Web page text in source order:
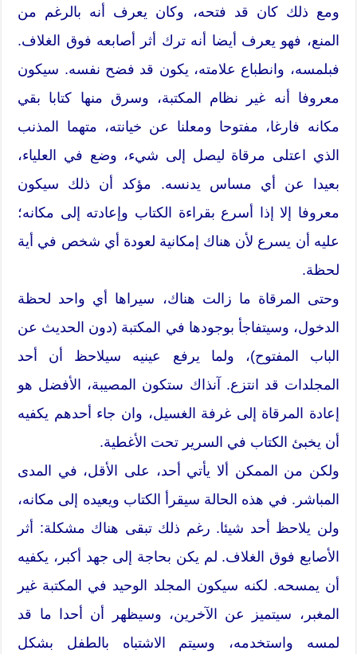
ومع ذلك كان قد فتحه، وكان يعرف أنه بالرغم من
المنع، فهو يعرف أيضا أنه ترك أثر أصابعه فوق الغلاف.
فبلمسه، وانطباع علامته، يكون قد فضح نفسه. سيكون
معروفا أنه غير نظام المكتبة، وسرق منها كتابا بقي
مكانه فارغا، مفتوحا ومعلنا عن خيانته، متهما المذنب
الذي اعتلى مرقاة ليصل إلى شيء، وضع في العلياء،
بعيدا عن أي مساس يدنسه. مؤكد أن ذلك سيكون
معروفا إلا إذا أسرع بقراءة الكتاب وإعادته إلى مكانه؛
عليه أن يسرع لأن هناك إمكانية لعودة أي شخص في أية
لحظة.
وحتى المرقاة ما زالت هناك، سيراها أي واحد لحظة
الدخول، وسيتفاجأ بوجودها في المكتبة (دون الحديث عن
الباب المفتوح)، ولما يرفع عينيه سيلاحظ أن أحد
المجلدات قد انتزع. آنذاك ستكون المصيبة، الأفضل هو
إعادة المرقاة إلى غرفة الغسيل، وان جاء أحدهم يكفيه
أن يخبئ الكتاب في السرير تحت الأغطية.
ولكن من الممكن ألا يأتي أحد، على الأقل، في المدى
المباشر. في هذه الحالة سيقرأ الكتاب ويعيده إلى مكانه،
ولن يلاحظ أحد شيئا. رغم ذلك تبقى هناك مشكلة: أثر
الأصابع فوق الغلاف. لم يكن بحاجة إلى جهد أكبر، يكفيه
أن يمسحه. لكنه سيكون المجلد الوحيد في المكتبة غير
المغبر، سيتميز عن الآخرين، وسيظهر أن أحدا ما قد
لمسه واستخدمه، وسيتم الاشتباه بالطفل بشكل